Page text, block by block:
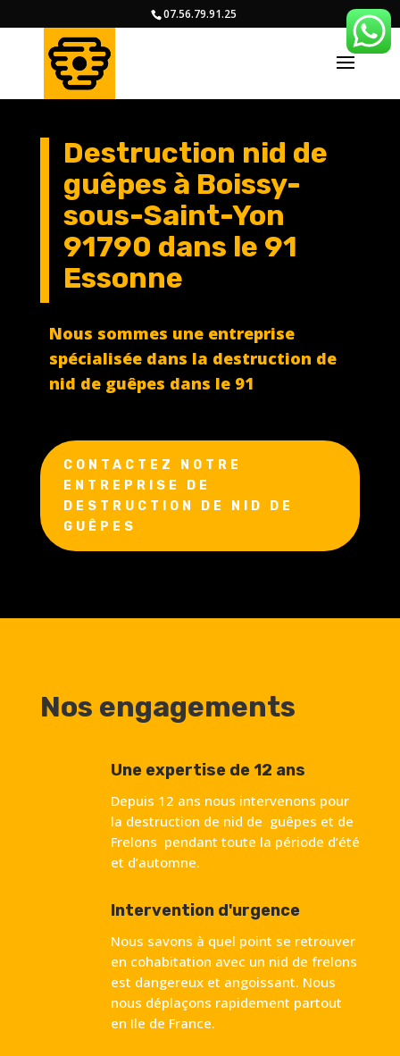
07.56.79.91.25
Destruction nid de
guêpes à Boissy-
sous-Saint-Yon
91790 dans le 91
Essonne
Nous sommes une entreprise
spécialisée dans la destruction de
nid de guêpes dans le 91
CONTACTEZ NOTRE
ENTREPRISE DE
DESTRUCTION DE NID DE
GUÊPES
Nos engagements
Une expertise de 12 ans
Depuis 12 ans nous intervenons pour
la destruction de nid de guêpes et de
Frelons pendant toute la période d’été
et d’automne.
Intervention d'urgence
Nous savons à quel point se retrouver
en cohabitation avec un nid de frelons
est dangereux et angoissant. Nous
nous déplaçons rapidement partout
en Ile de France.